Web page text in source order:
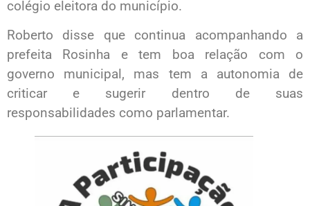
colégio eleitora do município.
Roberto disse que continua acompanhando a
prefeita Rosinha e tem boa relação com o
governo municipal, mas tem a autonomia de
criticar e sugerir dentro de suas
responsabilidades como parlamentar.